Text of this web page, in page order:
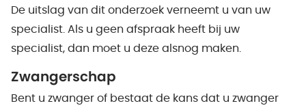
De uitslag van dit onderzoek verneemt u van uw
specialist. Als u geen afspraak heeft bij uw
specialist, dan moet u deze alsnog maken.
Zwangerschap
Bent u zwanger of bestaat de kans dat u zwanger